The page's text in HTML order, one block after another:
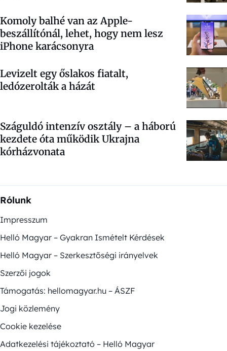
Komoly balhé van az Apple-
beszállítónál, lehet, hogy nem lesz
iPhone karácsonyra
Levizelt egy őslakos fiatalt,
ledózerolták a házát
Száguldó intenzív osztály – a háború
kezdete óta működik Ukrajna
kórházvonata
Rólunk
Impresszum
Helló Magyar – Gyakran Ismételt Kérdések
Helló Magyar – Szerkesztőségi irányelvek
Szerzői jogok
Támogatás: hellomagyar.hu – ÁSZF
Jogi közlemény
Cookie kezelése
Adatkezelési tájékoztató – Helló Magyar